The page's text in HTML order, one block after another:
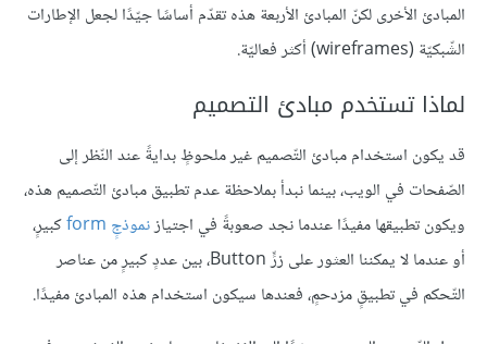
المبادئ الأخرى لكنّ المبادئ الأربعة هذه تقدّم أساسًا جيّدًا لجعل الإطارات
الشّبكيّة (wireframes) أكثر فعاليّة.
لماذا تستخدم مبادئ التصميم
قد يكون استخدام مبادئ التّصميم غير ملحوظٍ بدايةً عند النّظر إلى
الصّفحات في الويب، بينما نبدأ بملاحظة عدم تطبيق مبادئ التّصميم هذه،
ويكون تطبيقها مفيدًا عندما نجد صعوبةً في اجتيازنموذجٍ form
كبيرٍ،
أو عندما لا يمكننا العثور على زرٍّ Button، بين عددٍ كبيرٍ من عناصر
التّحكم في تطبيقٍ مزدحمٍ، فعندها سيكون استخدام هذه المبادئ مفيدًا.